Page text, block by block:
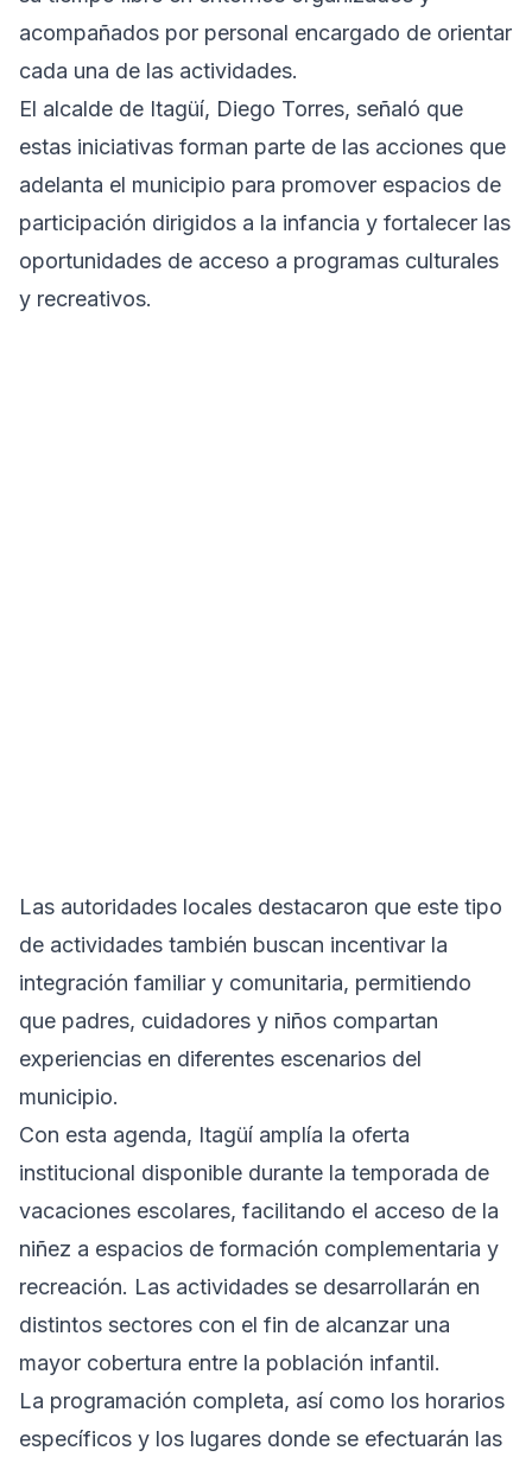
acompañados por personal encargado de orientar
cada una de las actividades.
El alcalde de Itagüí, Diego Torres, señaló que
estas iniciativas forman parte de las acciones que
adelanta el municipio para promover espacios de
participación dirigidos a la infancia y fortalecer las
oportunidades de acceso a programas culturales
y recreativos.
Las autoridades locales destacaron que este tipo
de actividades también buscan incentivar la
integración familiar y comunitaria, permitiendo
que padres, cuidadores y niños compartan
experiencias en diferentes escenarios del
municipio.
Con esta agenda, Itagüí amplía la oferta
institucional disponible durante la temporada de
vacaciones escolares, facilitando el acceso de la
niñez a espacios de formación complementaria y
recreación. Las actividades se desarrollarán en
distintos sectores con el fin de alcanzar una
mayor cobertura entre la población infantil.
La programación completa, así como los horarios
específicos y los lugares donde se efectuarán las